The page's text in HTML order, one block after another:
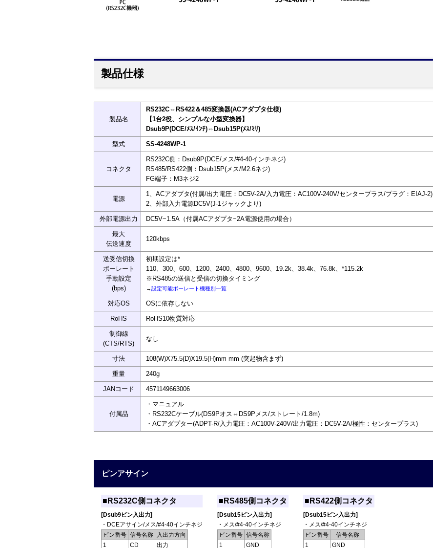
製品仕様
製品名
RS232C⇔RS422＆485変換器(ACアダプタ仕様)
【1台2役、シンプルな小型変換器】
Dsub9P(DCE/ﾒｽ/ｲﾝﾁ)⇔Dsub15P(ﾒｽ/ﾐﾘ)
型式 SS-4248WP-1
コネクタ
RS232C側：Dsub9P(DCE/メス/#4-40インチネジ)
RS485/RS422側：Dsub15P(メス/M2.6ネジ)
FG端子：M3ネジ2
電源
1、ACアダプタ(付属/出力電圧：DC5V-2A/入力電圧：AC100V-240V/センタープラス/プラグ：EIAJ-2)
2、外部入力電源DC5V(J-1ジャックより)
外部電源出力 DC5V−1.5A（付属ACアダプタ−2A電源使用の場合）
最大
伝送速度
120kbps
送受信切換
ボーレート
手動設定
(bps)
初期設定は*
110、300、600、1200、2400、4800、9600、19.2k、38.4k、76.8k、*115.2k
※RS485の送信と受信の切換タイミング
→設定可能ボーレート機種別一覧
対応OS OSに依存しない
RoHS RoHS10物質対応
制御線
(CTS/RTS)
なし
寸法 108(W)X75.5(D)X19.5(H)mm mm (突起物含まず)
重量 240g
JANコード 4571149663006
付属品
・マニュアル
・RS232Cケーブル(DS9Pオス⇔DS9Pメス/ストレート/1.8m)
・ACアダプター(ADPT-R/入力電圧：AC100V-240V/出力電圧：DC5V-2A/極性：センタープラス)
ピンアサイン
■RS232C側コネクタ
[Dsub9ピン入出力]
・DCEアサイン/メス/#4-40インチネジ
ピン番号 信号名称
入出力方向
1
CD 出力
■RS485側コネクタ
[Dsub15ピン入出力]
・メス/#4-40インチネジ
ピン番号 信号名称
1
GND
■RS422側コネクタ
[Dsub15ピン入出力]
・メス/#4-40インチネジ
ピン番号
信号名称
1
GND